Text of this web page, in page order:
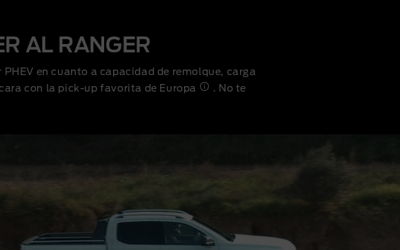
AL RANGER
en cuanto a capacidad de remolque, carga
con la pick-up favorita de Europa
. No te